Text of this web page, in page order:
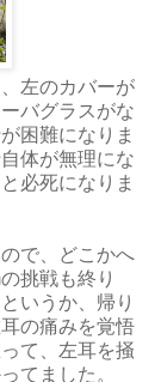
左のカバーが
バグラスがな
困難になりま
体が無理にな
必死になりま
で、どこかへ
挑戦も終り
いうか、帰り
の痛みを覚悟
て、左耳を掻
てました。